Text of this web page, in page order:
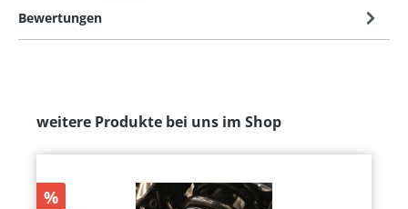
Bewertungen
weitere Produkte bei uns im Shop
%